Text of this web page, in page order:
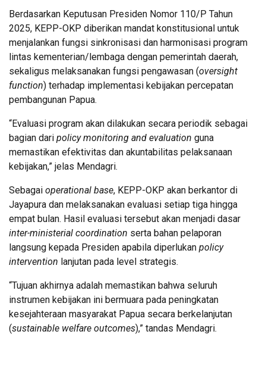
Berdasarkan Keputusan Presiden Nomor 110/P Tahun
2025, KEPP-OKP diberikan mandat konstitusional untuk
menjalankan fungsi sinkronisasi dan harmonisasi program
lintas kementerian/lembaga dengan pemerintah daerah,
sekaligus melaksanakan fungsi pengawasan (oversight
function) terhadap implementasi kebijakan percepatan
pembangunan Papua.
“Evaluasi program akan dilakukan secara periodik sebagai
bagian dari policy monitoring and evaluation guna
memastikan efektivitas dan akuntabilitas pelaksanaan
kebijakan,” jelas Mendagri.
Sebagai operational base, KEPP-OKP akan berkantor di
Jayapura dan melaksanakan evaluasi setiap tiga hingga
empat bulan. Hasil evaluasi tersebut akan menjadi dasar
inter-ministerial coordination serta bahan pelaporan
langsung kepada Presiden apabila diperlukan policy
intervention lanjutan pada level strategis.
“Tujuan akhirnya adalah memastikan bahwa seluruh
instrumen kebijakan ini bermuara pada peningkatan
kesejahteraan masyarakat Papua secara berkelanjutan
(sustainable welfare outcomes),” tandas Mendagri.